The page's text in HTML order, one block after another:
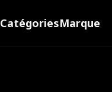
CatégoriesMarque